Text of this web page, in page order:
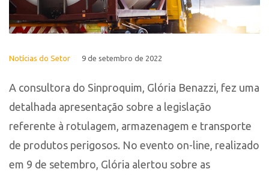
Notícias do Setor 9 de setembro de 2022
A consultora do Sinproquim, Glória Benazzi, fez uma
detalhada apresentação sobre a legislação
referente à rotulagem, armazenagem e transporte
de produtos perigosos. No evento on-line, realizado
em 9 de setembro, Glória alertou sobre as